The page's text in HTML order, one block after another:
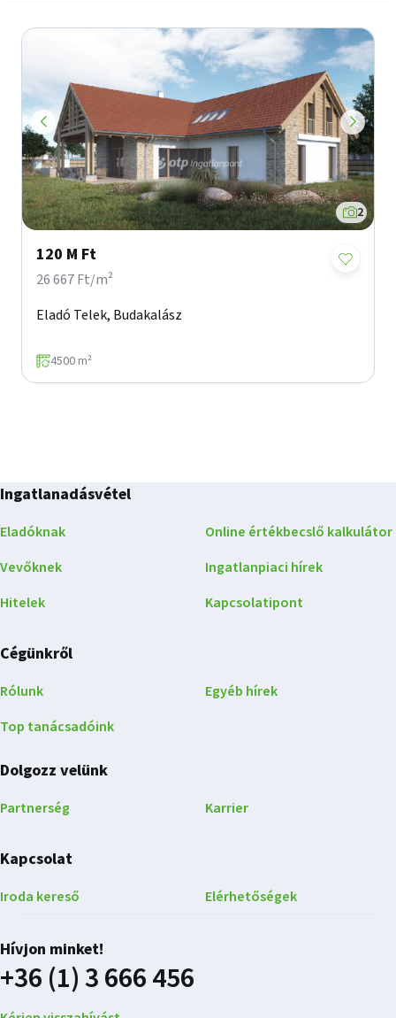
2
120 M Ft
26 667 Ft/m²
Eladó Telek, Budakalász
4500 m²
Ingatlanadásvétel
Eladóknak
Vevőknek
Hitelek
Online értékbecslő kalkulátor
Ingatlanpiaci hírek
Kapcsolatipont
Cégünkről
Rólunk
Top tanácsadóink
Egyéb hírek
Dolgozz velünk
Partnerség Karrier
Kapcsolat
Iroda kereső Elérhetőségek
Hívjon minket!
+36 (1) 3 666 456